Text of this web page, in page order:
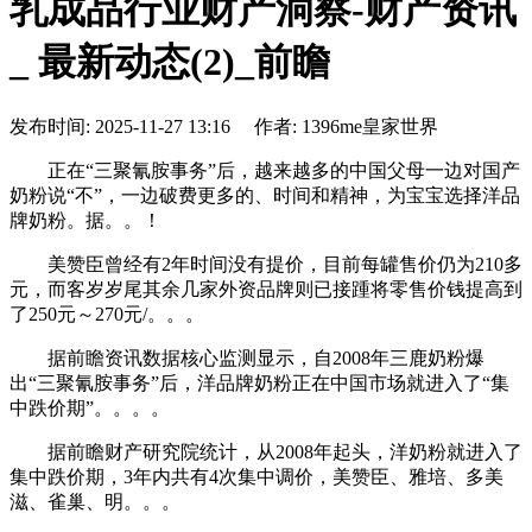
乳成品行业财产洞察-财产资讯
_ 最新动态(2)_前瞻
发布时间: 2025-11-27 13:16 作者: 1396me皇家世界
正在“三聚氰胺事务”后，越来越多的中国父母一边对国产
奶粉说“不”，一边破费更多的、时间和精神，为宝宝选择洋品
牌奶粉。据。。！
美赞臣曾经有2年时间没有提价，目前每罐售价仍为210多
元，而客岁岁尾其余几家外资品牌则已接踵将零售价钱提高到
了250元～270元/。。。
据前瞻资讯数据核心监测显示，自2008年三鹿奶粉爆
出“三聚氰胺事务”后，洋品牌奶粉正在中国市场就进入了“集
中跌价期”。。。。
据前瞻财产研究院统计，从2008年起头，洋奶粉就进入了
集中跌价期，3年内共有4次集中调价，美赞臣、雅培、多美
滋、雀巢、明。。。